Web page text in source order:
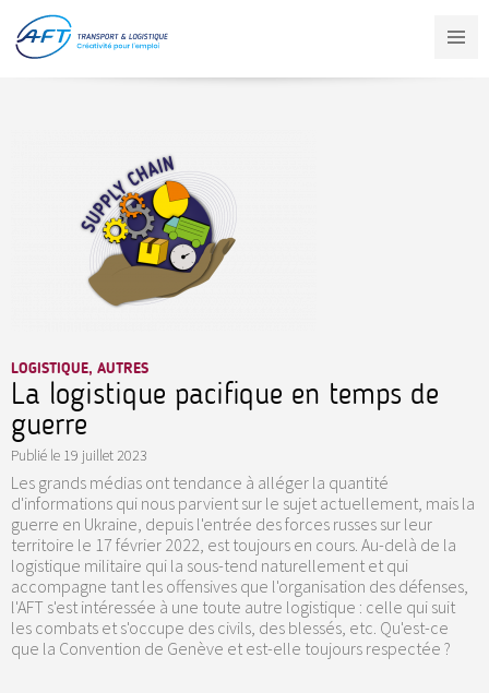
contenu
principal
LOGISTIQUE, AUTRES
La logistique pacifique en temps de
guerre
Publié le 19 juillet 2023
Les grands médias ont tendance à alléger la quantité
d'informations qui nous parvient sur le sujet actuellement, mais la
guerre en Ukraine, depuis l'entrée des forces russes sur leur
territoire le 17 février 2022, est toujours en cours. Au-delà de la
logistique militaire qui la sous-tend naturellement et qui
accompagne tant les offensives que l'organisation des défenses,
l'AFT s'est intéressée à une toute autre logistique : celle qui suit
les combats et s'occupe des civils, des blessés, etc. Qu'est-ce
que la Convention de Genève et est-elle toujours respectée ?